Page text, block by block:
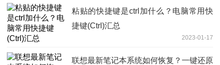
粘贴的快捷键是ctrl加什么？电脑常用快
捷键(Ctrl)汇总
2023-01-17
联想最新笔记本系统如何恢复？一键还原